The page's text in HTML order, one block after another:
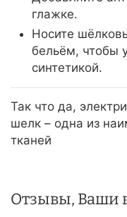
глажке.
Носите
бельём, чтобы
синтетикой.
Так что да,
шелк – одна из
тканей
Отзывы, Ваши